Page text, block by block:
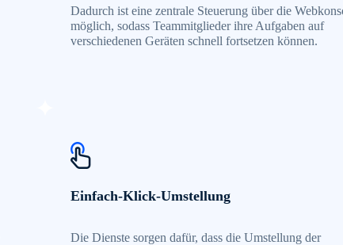
Dadurch ist eine zentrale Steuerung über die
möglich, sodass Teammitglieder ihre Aufgaben auf
verschiedenen Geräten schnell fortsetzen können.
Einfach-Klick-Umstellung
Die Dienste sorgen dafür, dass die Umstellung der